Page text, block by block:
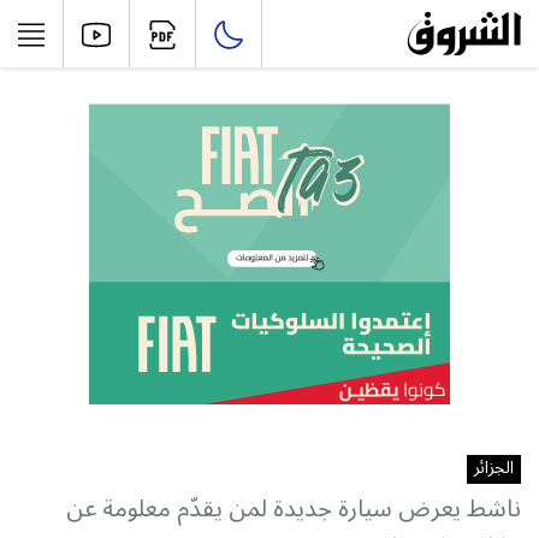
الجزائر
ناشط يعرض سيارة جديدة لمن يقدّم معلومة عن